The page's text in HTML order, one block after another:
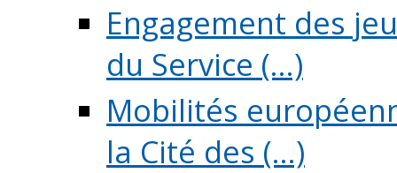
Engagement des
du Service (...)
Mobilités
la Cité des (...)